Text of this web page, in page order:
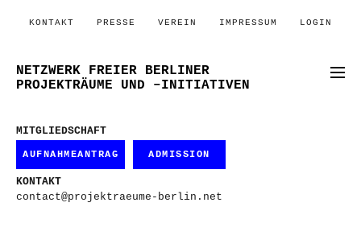
KONTAKT PRESSE VEREIN IMPRESSUM LOGIN
NETZWERK FREIER BERLINER
PROJEKTRÄUME UND –INITIATIVEN
MITGLIEDSCHAFT
AUFNAHMEANTRAG ADMISSION
KONTAKT
contact@projektraeume-berlin.net